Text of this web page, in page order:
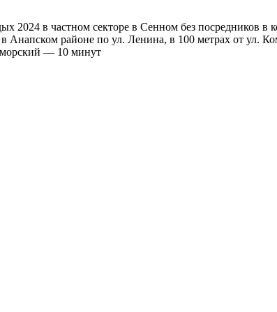
2024 в частном секторе в Сенном без посредников в
Анапском районе по ул. Ленина, в 100 метрах от ул.
— 10 минут